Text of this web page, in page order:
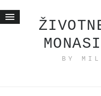
BY
Životne priče